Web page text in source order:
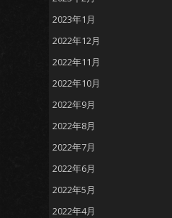
2023年1月
2022年12月
2022年11月
2022年10月
2022年9月
2022年8月
2022年7月
2022年6月
2022年5月
2022年4月